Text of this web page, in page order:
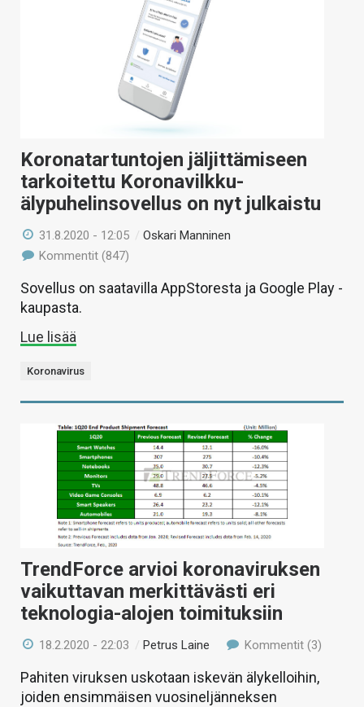
Koronatartuntojen jäljittämiseen
tarkoitettu Koronavilkku-
älypuhelinsovellus on nyt julkaistu
31.8.2020 - 12:05 /Oskari Manninen
Kommentit (847)
Sovellus on saatavilla AppStoresta ja Google Play -
kaupasta.
Lue lisää
Koronavirus
TrendForce arvioi koronaviruksen
vaikuttavan merkittävästi eri
teknologia-alojen toimituksiin
18.2.2020 - 22:03 / Petrus Laine Kommentit (3)
Pahiten viruksen uskotaan iskevän älykelloihin,
joiden ensimmäisen vuosineljänneksen